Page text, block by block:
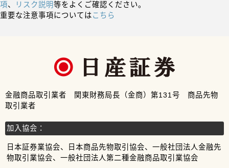
項、 リスク説明等をよくご確認ください。
重要な注意事項についてはこちら
金融商品取引業者 関東財務局長（金商）第131号 商品先物
取引業者
加入協会：
日本証券業協会、日本商品先物取引協会、一般社団法人金融先
物取引業協会、一般社団法人第二種金融商品取引業協会